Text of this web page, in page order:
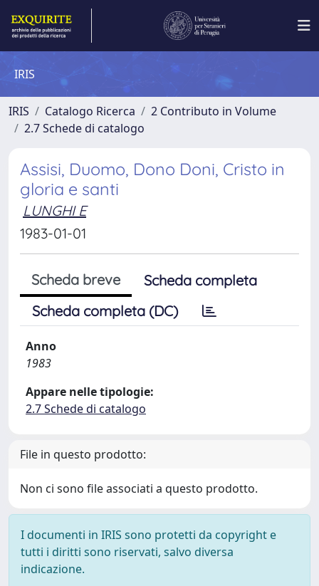
IRIS
IRIS Catalogo Ricerca
2 Contributo in Volume
2.7 Schede di catalogo
Assisi, Duomo, Dono Doni, Cristo in
gloria e santi
LUNGHI E
1983-01-01
Scheda breve
Scheda completa
Scheda completa (DC)
Anno
1983
Appare nelle tipologie:
2.7 Schede di catalogo
File in questo prodotto:
Non ci sono file associati a questo prodotto.
I documenti in IRIS sono protetti da copyright e
tutti i diritti sono riservati, salvo diversa
indicazione.